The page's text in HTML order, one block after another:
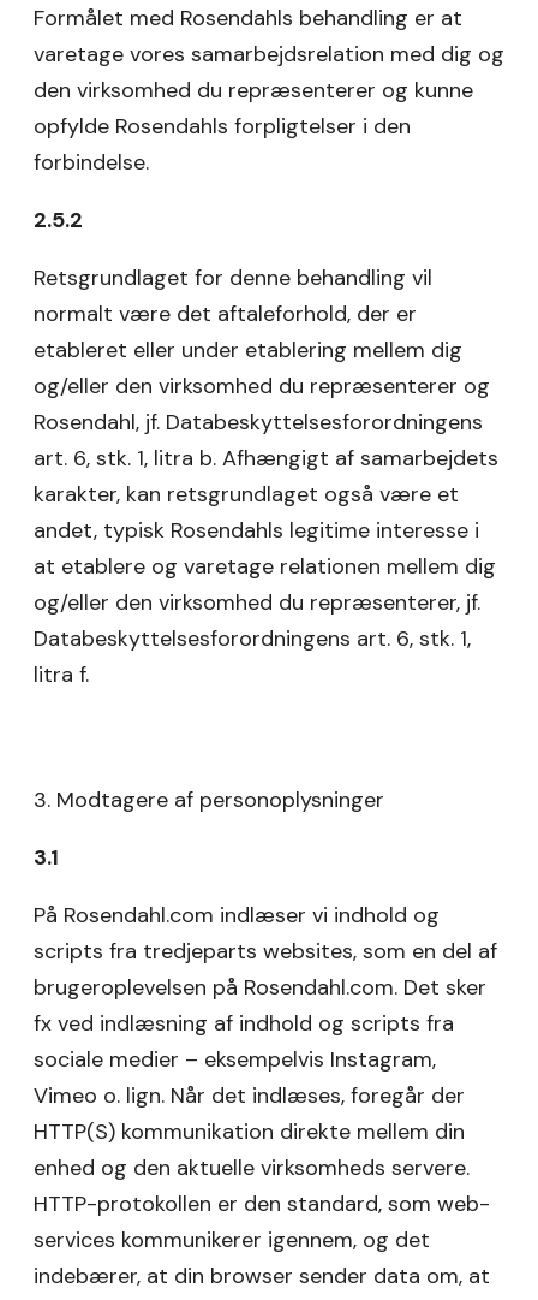
Formålet med Rosendahls behandling er at
varetage vores samarbejdsrelation med dig og
den virksomhed du repræsenterer og kunne
opfylde Rosendahls forpligtelser i den
forbindelse.
2.5.2
Retsgrundlaget for denne behandling vil
normalt være det aftaleforhold, der er
etableret eller under etablering mellem dig
og/eller den virksomhed du repræsenterer og
Rosendahl, jf. Databeskyttelsesforordningens
art. 6, stk. 1, litra b. Afhængigt af samarbejdets
karakter, kan retsgrundlaget også være et
andet, typisk Rosendahls legitime interesse i
at etablere og varetage relationen mellem dig
og/eller den virksomhed du repræsenterer, jf.
Databeskyttelsesforordningens art. 6, stk. 1,
litra f.
3. Modtagere af personoplysninger
3.1
På Rosendahl.com indlæser vi indhold og
scripts fra tredjeparts websites, som en del af
brugeroplevelsen på Rosendahl.com. Det sker
fx ved indlæsning af indhold og scripts fra
sociale medier – eksempelvis Instagram,
Vimeo o. lign. Når det indlæses, foregår der
HTTP(S) kommunikation direkte mellem din
enhed og den aktuelle virksomheds servere.
HTTP-protokollen er den standard, som web-
services kommunikerer igennem, og det
indebærer, at din browser sender data om, at